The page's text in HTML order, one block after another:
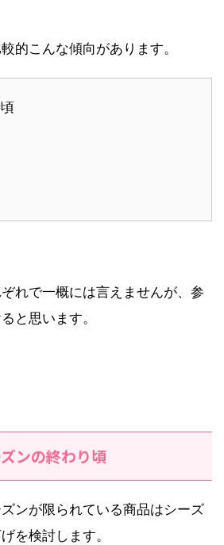
的こんな傾向があります。
れで一概には言えませんが、参
と思います。
ンの終わり頃
ンが限られている商品はシーズ
を検討します。